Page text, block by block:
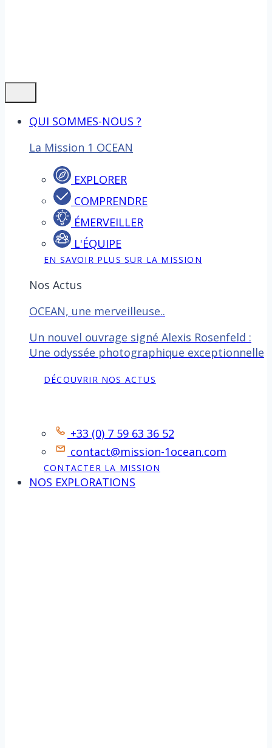
QUI SOMMES-NOUS ?
La Mission 1 OCEAN
EXPLORER
COMPRENDRE
ÉMERVEILLER
L'ÉQUIPE
EN SAVOIR PLUS SUR LA MISSION
Nos Actus
OCEAN, une merveilleuse..
Un nouvel ouvrage signé Alexis Rosenfeld :
Une odyssée photographique exceptionnelle
DÉCOUVRIR NOS ACTUS
+33 (0) 7 59 63 36 52
contact@mission-1ocean.com
CONTACTER LA MISSION
NOS EXPLORATIONS